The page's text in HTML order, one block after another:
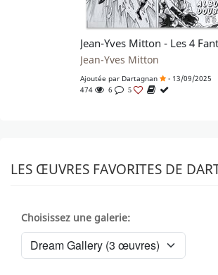
Jean-Yves Mitton
Ajoutée par Dartagnan
- 13/09/2025
474
6 5
LES ŒUVRES FAVORITES DE
Choisissez une galerie: